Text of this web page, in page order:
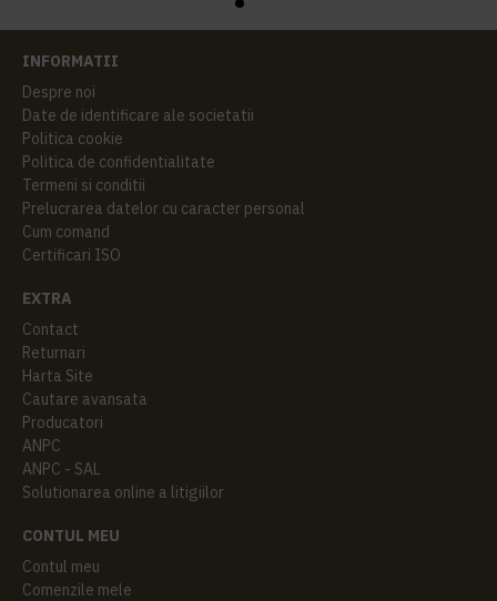
INFORMATII
Despre noi
Date de identificare ale societatii
Politica cookie
Politica de confidentialitate
Termeni si conditii
Prelucrarea datelor cu caracter personal
Cum comand
Certificari ISO
EXTRA
Contact
Returnari
Harta Site
Cautare avansata
Producatori
ANPC
ANPC - SAL
Solutionarea online a litigiilor
CONTUL MEU
Contul meu
Comenzile mele